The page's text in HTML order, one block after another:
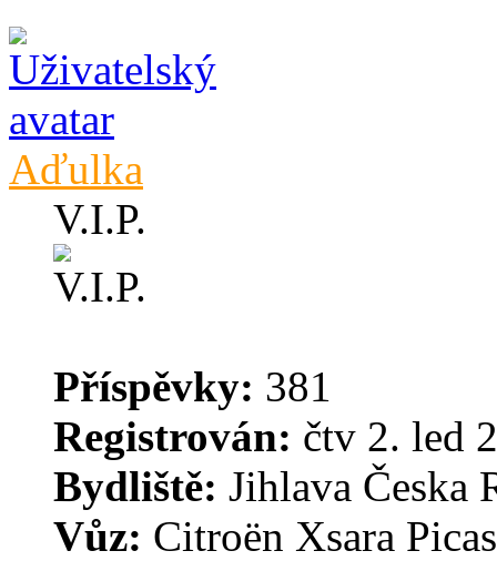
Aďulka
V.I.P.
Příspěvky: 381
Registrován: čtv 2. led
Bydliště: Jihlava Česka
Vůz: Citroën Xsara